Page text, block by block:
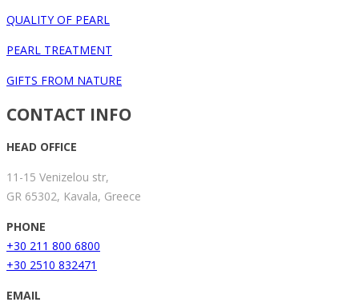
QUALITY OF PEARL
PEARL TREATMENT
GIFTS FROM NATURE
CONTACT INFO
HEAD OFFICE
11-15 Venizelou str,
GR 65302, Kavala, Greece
PHONE
+30 211 800 6800
+30 2510 832471
EMAIL